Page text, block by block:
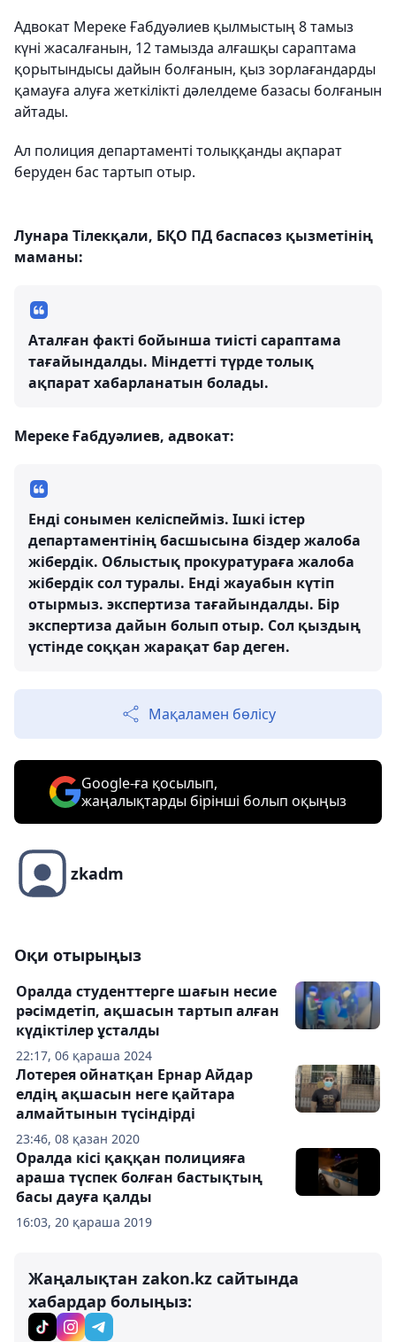
Адвокат Мереке Ғабдуәлиев қылмыстың 8 тамыз
күні жасалғанын, 12 тамызда алғашқы сараптама
қорытындысы дайын болғанын, қыз зорлағандарды
қамауға алуға жеткілікті дәлелдеме базасы болғанын
айтады.
Ал полиция департаменті толыққанды ақпарат
беруден бас тартып отыр.
Лунара Тілекқали, БҚО ПД баспасөз қызметінің
маманы:
Аталған факті бойынша тиісті сараптама
тағайындалды. Міндетті түрде толық
ақпарат хабарланатын болады.
Мереке Ғабдуәлиев, адвокат:
Енді сонымен келіспейміз. Ішкі істер
департаментінің басшысына біздер жалоба
жібердік. Облыстық прокуратураға жалоба
жібердік сол туралы. Енді жауабын күтіп
отырмыз. экспертиза тағайындалды. Бір
экспертиза дайын болып отыр. Сол қыздың
үстінде соққан жарақат бар деген.
Мақаламен бөлісу
Google-ға қосылып,
жаңалықтарды бірінші болып оқыңыз
zkadm
Оқи отырыңыз
22:17, 06 қараша 2024
Оралда студенттерге шағын несие
рәсімдетіп, ақшасын тартып алған
күдіктілер ұсталды
23:46, 08 қазан 2020
Лотерея ойнатқан Ернар Айдар
елдің ақшасын неге қайтара
алмайтынын түсіндірді
16:03, 20 қараша 2019
Оралда кісі қаққан полицияға
араша түспек болған бастықтың
басы дауға қалды
Жаңалықтан zakon.kz сайтында
хабардар болыңыз: